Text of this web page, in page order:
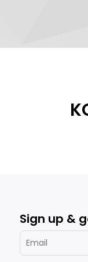
Sign up &